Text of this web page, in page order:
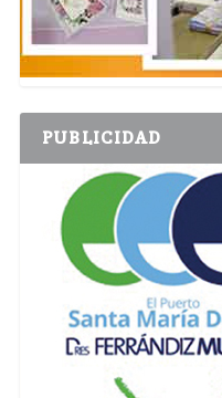
PUBLICIDAD